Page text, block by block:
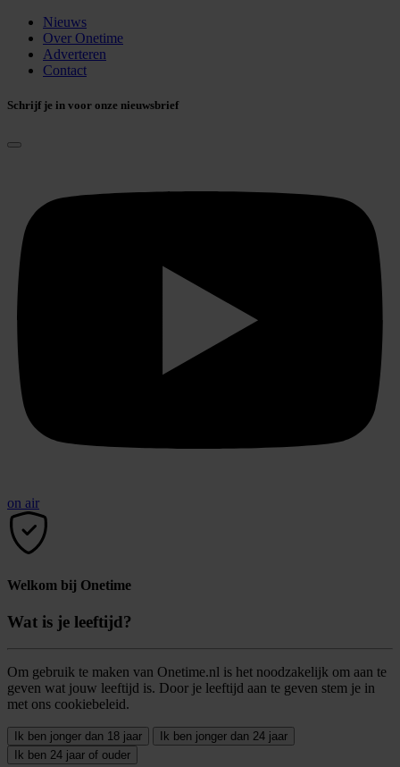
Nieuws
Over Onetime
Adverteren
Contact
Schrijf je in voor onze nieuwsbrief
on air
Welkom bij Onetime
Wat is je leeftijd?
Om gebruik te maken van Onetime.nl is het noodzakelijk om aan te
geven wat jouw leeftijd is. Door je leeftijd aan te geven stem je in
met ons cookiebeleid.
Ik ben jonger dan 18 jaar
Ik ben jonger dan 24 jaar
Ik ben 24 jaar of ouder